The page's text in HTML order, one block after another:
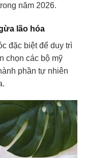
năm 2026.
lão hóa
đặc biệt để duy trì
chọn các bộ mỹ
phần tự nhiên